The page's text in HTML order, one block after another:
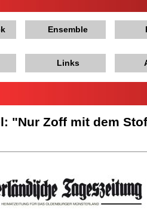
Ensemble
Links
"Nur Zoff mit dem